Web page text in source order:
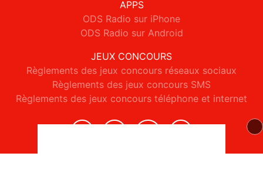
APPS
ODS Radio sur iPhone
ODS Radio sur Android
JEUX CONCOURS
Règlements des jeux concours réseaux sociaux
Règlements des jeux concours SMS
Règlements des jeux concours téléphone et internet